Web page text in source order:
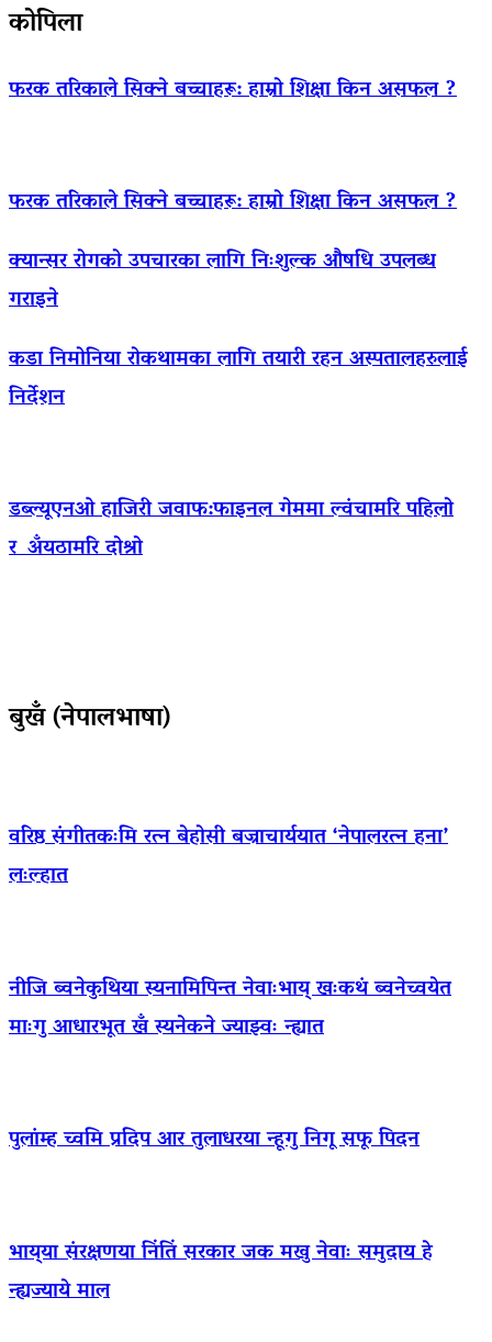
कोपिला
फरक तरिकाले सिक्ने बच्चाहरू: हाम्रो शिक्षा किन असफल ?
फरक तरिकाले सिक्ने बच्चाहरू: हाम्रो शिक्षा किन असफल ?
क्यान्सर रोगको उपचारका लागि निःशुल्क औषधि उपलब्ध
गराइने
कडा निमोनिया रोकथामका लागि तयारी रहन अस्पतालहरुलाई
निर्देशन
डब्ल्यूएनओ हाजिरी जवाफ:फाइनल गेममा ल्वंचामरि पहिलो
र अँयठामरि दोश्रो
बुखँ (नेपालभाषा)
वरिष्ठ संगीतकःमि रत्न बेहोसी बज्राचार्ययात ‘नेपालरत्न हना’
लःल्हात
नीजि ब्वनेकुथिया स्यनामिपिन्त नेवाःभाय् खःकथं ब्वनेच्वयेत
माःगु आधारभूत खँ स्यनेकने ज्याझ्वः न्ह्यात
पुलांम्ह च्वमि प्रदिप आर तुलाधरया न्हूगु निगू सफू पिदन
भाय्‌या संरक्षणया निंतिं सरकार जक मखु नेवाः समुदाय हे
न्ह्यज्याये माल